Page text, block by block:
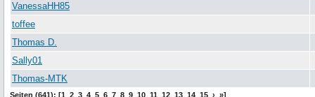
VanessaHH85
toffee
Thomas D.
Sally01
Thomas-MTK
Seiten (641): [1 2 3 4 5 6 7 8 9 10 11 12 13 14 15 › »]